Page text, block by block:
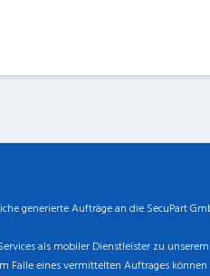
generierte Aufträge an die SecuPart
als mobiler Dienstleister zu
eines vermittelten Auftrages